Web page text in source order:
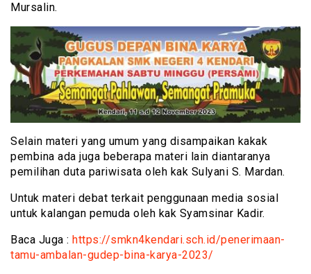
Mursalin.
Selain materi yang umum yang disampaikan kakak
pembina ada juga beberapa materi lain diantaranya
pemilihan duta pariwisata oleh kak Sulyani S. Mardan.
Untuk materi debat terkait penggunaan media sosial
untuk kalangan pemuda oleh kak Syamsinar Kadir.
Baca Juga : https://smkn4kendari.sch.id/penerimaan-
tamu-ambalan-gudep-bina-karya-2023/